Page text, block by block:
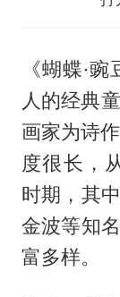
《蝴蝶·
人的经典
画家为诗
度很长，
时期，其
金波等知
富多样。